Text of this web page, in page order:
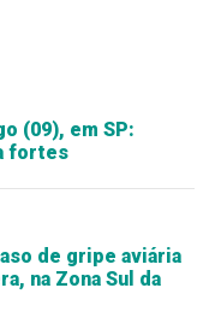
(09), em SP:
fortes
de gripe aviária
na Zona Sul da